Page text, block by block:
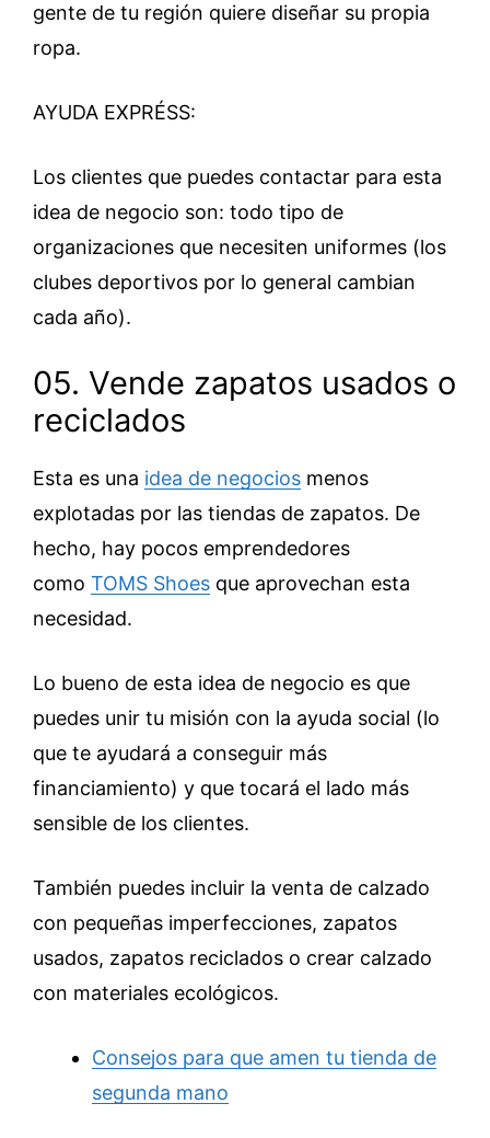
gente de tu región quiere diseñar su propia
ropa.
AYUDA EXPRÉSS:
Los clientes que puedes contactar para esta
idea de negocio son: todo tipo de
organizaciones que necesiten uniformes (los
clubes deportivos por lo general cambian
cada año).
05. Vende zapatos usados o
reciclados
Esta es una idea de negocios menos
explotadas por las tiendas de zapatos. De
hecho, hay pocos emprendedores
como TOMS Shoes que aprovechan esta
necesidad.
Lo bueno de esta idea de negocio es que
puedes unir tu misión con la ayuda social (lo
que te ayudará a conseguir más
financiamiento) y que tocará el lado más
sensible de los clientes.
También puedes incluir la venta de calzado
con pequeñas imperfecciones, zapatos
usados, zapatos reciclados o crear calzado
con materiales ecológicos.
Consejos para que amen tu tienda de
segunda mano